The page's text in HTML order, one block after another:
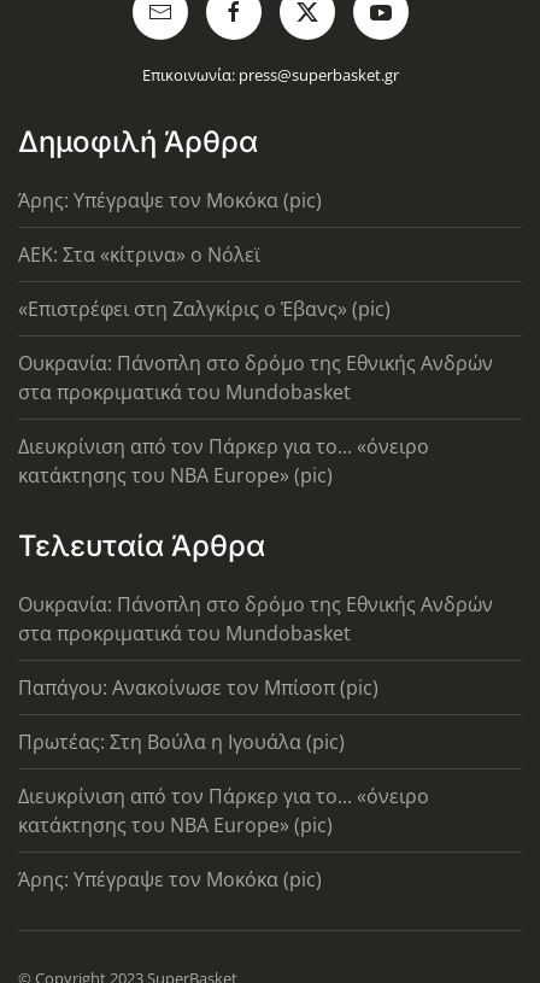
Επικοινωνία: press@superbasket.gr
Δημοφιλή Άρθρα
Άρης: Υπέγραψε τον Μοκόκα (pic)
AEK: Στα «κίτρινα» ο Νόλεϊ
«Επιστρέφει στη Ζαλγκίρις ο Έβανς» (pic)
Ουκρανία: Πάνοπλη στο δρόμο της Εθνικής Ανδρών
στα προκριματικά του Mundobasket
Διευκρίνιση από τον Πάρκερ για το... «όνειρο
κατάκτησης του ΝΒΑ Europe» (pic)
Τελευταία Άρθρα
Ουκρανία: Πάνοπλη στο δρόμο της Εθνικής Ανδρών
στα προκριματικά του Mundobasket
Παπάγου: Ανακοίνωσε τον Μπίσοπ (pic)
Πρωτέας: Στη Βούλα η Ιγουάλα (pic)
Διευκρίνιση από τον Πάρκερ για το... «όνειρο
κατάκτησης του ΝΒΑ Europe» (pic)
Άρης: Υπέγραψε τον Μοκόκα (pic)
© Copyright 2023 SuperBasket